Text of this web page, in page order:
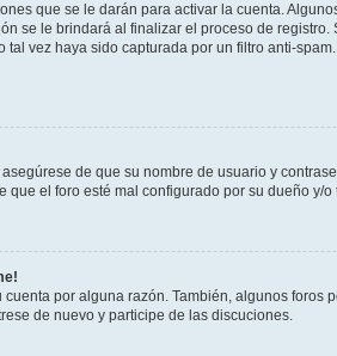
que se le darán para activar la cuenta.
se le brindará al finalizar el proceso de
vez haya sido capturada por un filtro anti-
de que su nombre de usuario y
el foro esté mal configurado por su dueño
por alguna razón. También, algunos
de nuevo y participe de las discuciones.